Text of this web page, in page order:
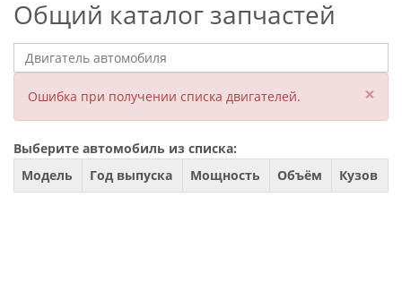
Общий каталог запчастей
Ошибка при получении списка двигателей. ×
Выберите автомобиль из списка:
Модель
Год выпуска Мощность Объём Кузов